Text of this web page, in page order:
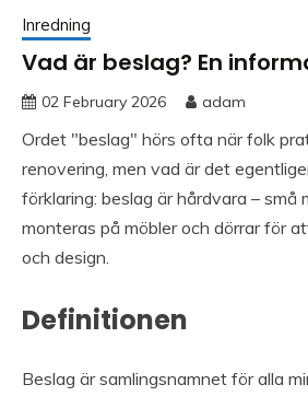
Inredning
Vad är beslag? En
02 February 2026 adam
Ordet "beslag" hörs ofta när folk
renovering, men vad är det
förklaring: beslag är hårdvara – små
monteras på möbler och dörrar för
och design.
Definitionen
Beslag är samlingsnamnet för alla